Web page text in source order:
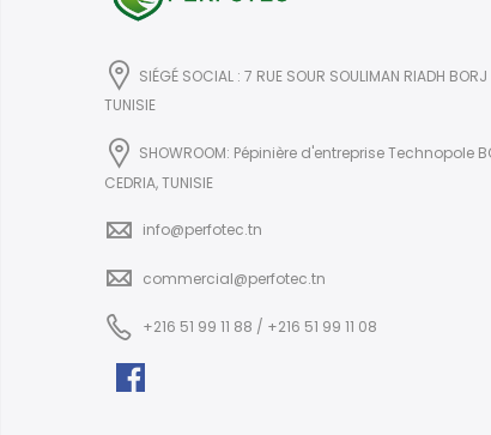
SIÉGÉ SOCIAL : 7 RUE SOUR SOULIMAN RIADH BORJ
TUNISIE
SHOWROOM: Pépinière d'entreprise Technopole
CEDRIA, TUNISIE
info@perfotec.tn
commercial@perfotec.tn
+216 51 99 11 88 / +216 51 99 11 08